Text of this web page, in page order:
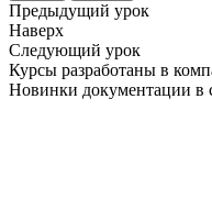
Предыдущий урок
Наверх
Следующий урок
Курсы разработаны в
Новинки документации в